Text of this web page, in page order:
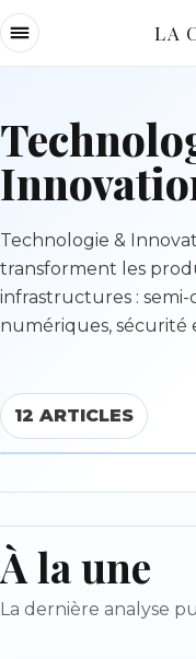
LA
Technologie &
transforment les
infrastructures : semi-
numériques, sécurité
12 ARTICLES
À la une
La dernière analyse